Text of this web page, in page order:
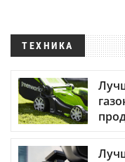
ТЕХНИКА